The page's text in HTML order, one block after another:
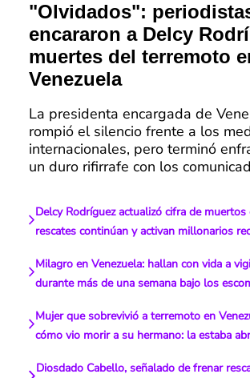
"Olvidados":
encararon a Delcy
muertes del terremoto
Venezuela
La presidenta encargada de
rompió el silencio frente a los
internacionales, pero terminó
un duro rifirrafe con los
Delcy Rodríguez actualizó cifra de muertos
rescates continúan y activan millonarios
Milagro en Venezuela: hallan con vida a
durante más de una semana bajo los
Mujer que sobrevivió a terremoto en
cómo vio morir a su hermano: la estaba
Diosdado Cabello, señalado de frenar